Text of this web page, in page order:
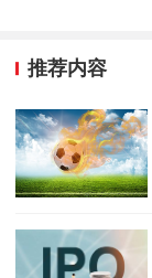
推荐内容